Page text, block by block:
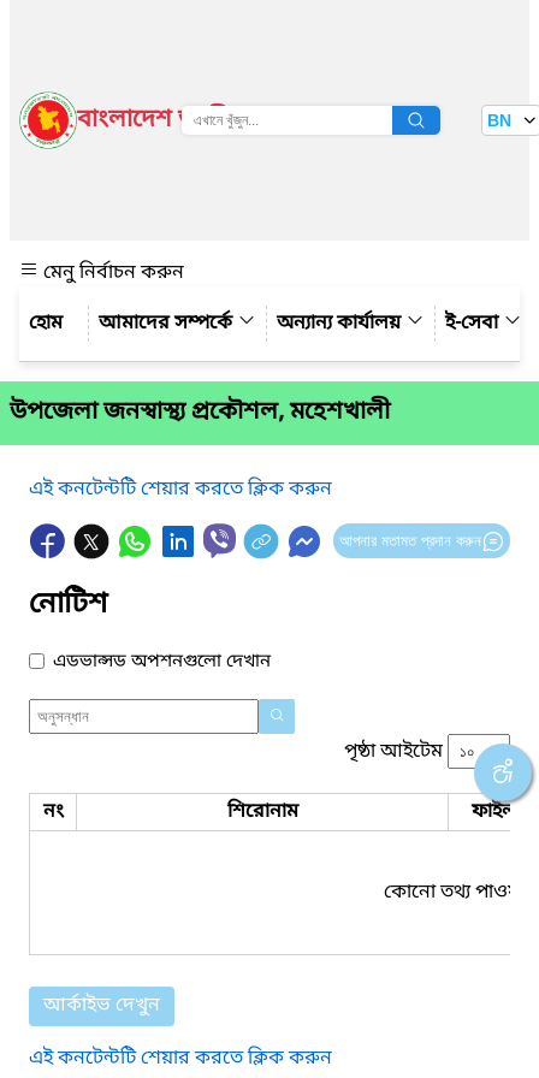
বাংলাদেশ জাতীয় তথ্য বাতায়ন BN
মেনু নির্বাচন করুন
আমাদের সম্পর্কে
অন্যান্য কার্যালয় ই-সেবা
উপজেলা জনস্বাস্থ্য প্রকৌশল, মহেশখালী
এই কনটেন্টটি শেয়ার করতে ক্লিক করুন
আপনার মতামত প্রদান করুন
নোটিশ
এডভান্সড অপশনগুলো দেখান
পৃষ্ঠা আইটেম
নং শিরোনাম ফাইল
কোনো তথ্য পাওয়া
আর্কাইভ দেখুন
এই কনটেন্টটি শেয়ার করতে ক্লিক করুন